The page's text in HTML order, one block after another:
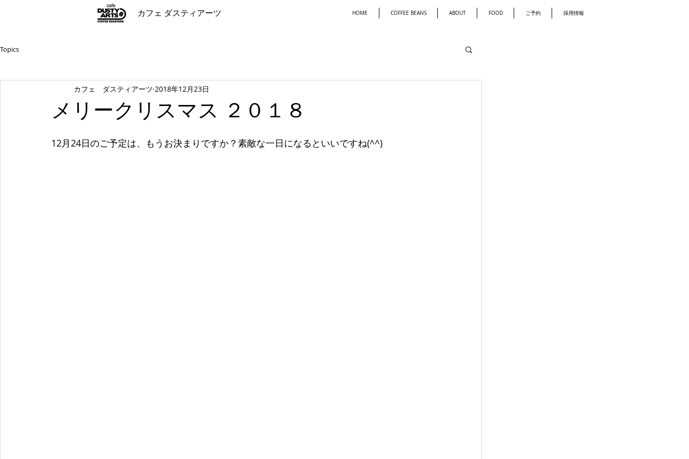
カフェ ダスティアーツ HOME COFFEE BEANS ABOUT FOOD ご予約 採用情報
Topics
メリークリスマス ２０１８
カフェ ダスティアーツ 2018年12月23日
12月24日のご予定は、もうお決まりですか？素敵な一日になるといいですね(^^)